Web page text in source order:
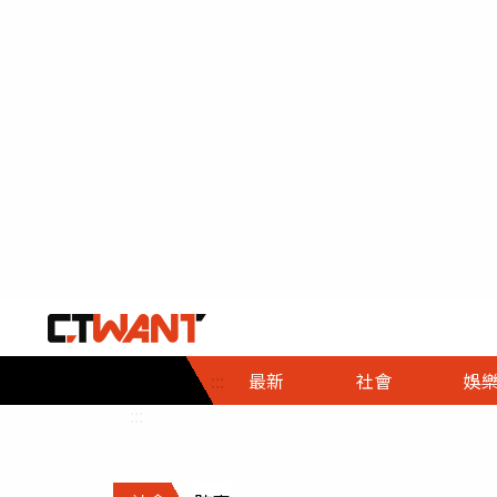
::: 最新 社會
社會首頁
時事
調查
娛樂
娛樂首頁
即時
財經首頁
熱線
政